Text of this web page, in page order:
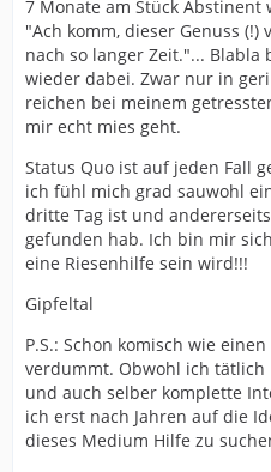
7 Monate am Stück
"Ach komm, dieser Genuss
nach so langer Zeit."...
wieder dabei. Zwar nur in
reichen bei meinem
mir echt mies geht.
Status Quo ist auf jeden Fall
ich fühl mich grad sauwohl
dritte Tag ist und
gefunden hab. Ich bin mir
eine Riesenhilfe sein wird!!!
Gipfeltal
P.S.: Schon komisch wie
verdummt. Obwohl ich
und auch selber komplette
ich erst nach Jahren auf die
dieses Medium Hilfe zu